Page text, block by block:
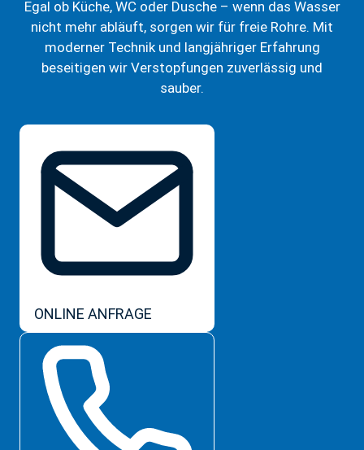
Egal ob Küche, WC oder Dusche – wenn das Wasser
nicht mehr abläuft, sorgen wir für freie Rohre. Mit
moderner Technik und langjähriger Erfahrung
beseitigen wir Verstopfungen zuverlässig und
sauber.
ONLINE ANFRAGE